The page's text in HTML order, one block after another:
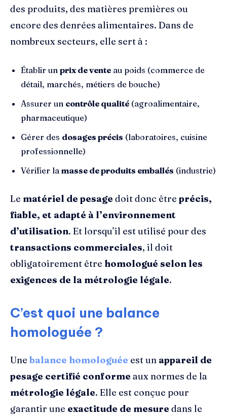
des produits, des matières premières ou
encore des denrées alimentaires. Dans de
nombreux secteurs, elle sert à :
Établir un prix de vente au poids (commerce de
détail, marchés, métiers de bouche)
Assurer un contrôle qualité (agroalimentaire,
pharmaceutique)
Gérer des dosages précis (laboratoires, cuisine
professionnelle)
Vérifier la masse de produits emballés (industrie)
Le matériel de pesage doit donc être précis,
fiable, et adapté à l’environnement
d’utilisation. Et lorsqu’il est utilisé pour des
transactions commerciales, il doit
obligatoirement être homologué selon les
exigences de la métrologie légale.
C’est quoi une balance
homologuée ?
Une balance homologuée est un appareil de
pesage certifié conforme aux normes de la
métrologie légale. Elle est conçue pour
garantir une exactitude de mesure dans le